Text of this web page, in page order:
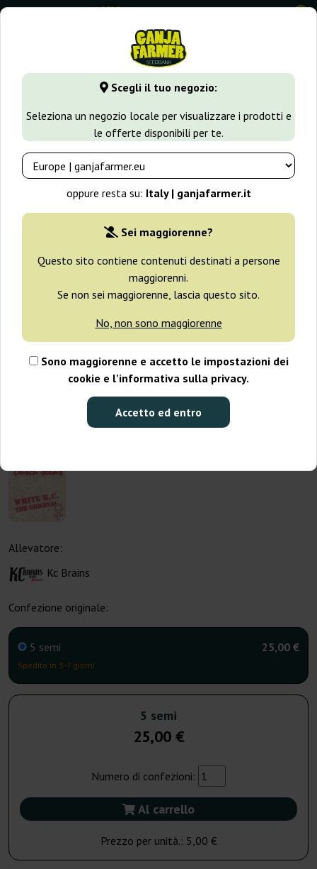
Scegli il tuo negozio:
Seleziona un negozio locale per visualizzare i prodotti e
le offerte disponibili per te.
oppure resta su: Italy | ganjafarmer.it
Sei maggiorenne?
Questo sito contiene contenuti destinati a persone
maggiorenni.
Se non sei maggiorenne, lascia questo sito.
No, non sono maggiorenne
Sono maggiorenne e accetto le impostazioni dei
cookie e l’informativa sulla privacy.
Accetto ed entro
0
GanjaFarmer.it Tipi di Semi Semi Indica White K.C.
Allevatore:
Kc Brains
Confezione originale:
5 semi
Spedito in 3-7 giorni
25,00 €
5 semi
25,00 €
Numero di confezioni:
Al carrello
Prezzo per unità.: 5,00 €